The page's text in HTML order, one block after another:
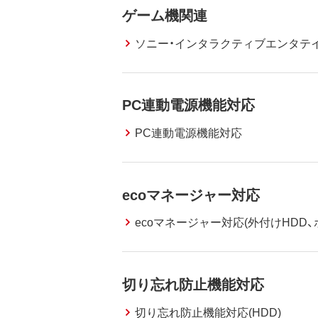
ゲーム機関連
ソニー・インタラクティブエンタテ
PC連動電源機能対応
PC連動電源機能対応
ecoマネージャー対応
ecoマネージャー対応(外付けHDD
切り忘れ防止機能対応
切り忘れ防止機能対応(HDD)